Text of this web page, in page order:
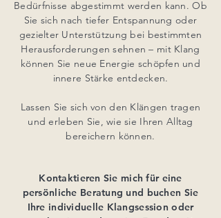
Bedürfnisse abgestimmt werden kann. Ob
Sie sich nach tiefer Entspannung oder
gezielter Unterstützung bei bestimmten
Herausforderungen sehnen – mit Klang
können Sie neue Energie schöpfen und
innere Stärke entdecken.
Lassen Sie sich von den Klängen tragen
und erleben Sie, wie sie Ihren Alltag
bereichern können.
Kontaktieren Sie mich für eine
persönliche Beratung und buchen Sie
Ihre individuelle Klangsession oder